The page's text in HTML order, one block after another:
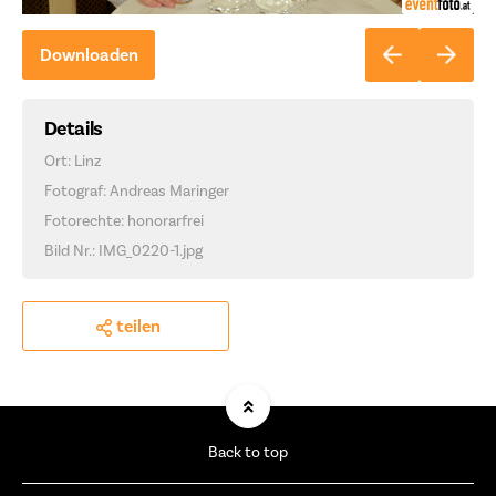
Downloaden
Details
Ort: Linz
Fotograf: Andreas Maringer
Fotorechte: honorarfrei
Bild Nr.: IMG_0220-1.jpg
teilen
Back to top